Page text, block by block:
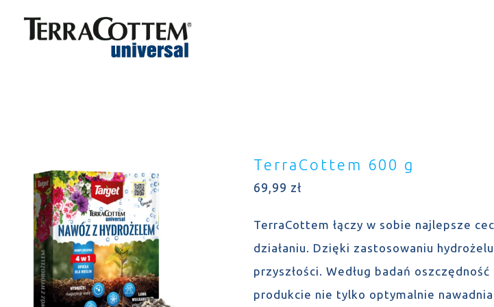
TerraCottem 600 g
69,99 zł
TerraCottem łączy w sobie najlepsze
działaniu. Dzięki zastosowaniu
przyszłości. Według badań
produkcie nie tylko optymalnie